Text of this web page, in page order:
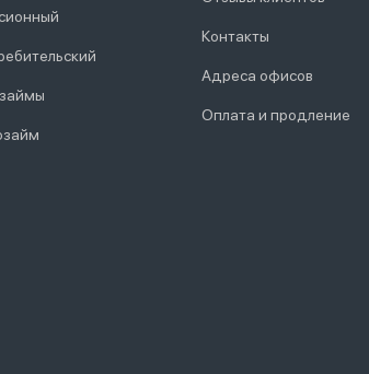
Контакты
Адреса офисов
Оплата и продление